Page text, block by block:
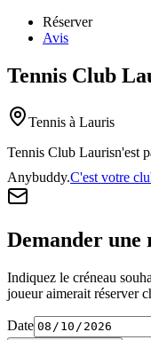
Réserver
Avis
Tennis Club
Tennis à Lauris
Tennis Club Laurisn'est
Anybuddy.C'est votre
Demander une
Indiquez le créneau
joueur aimerait réserver
Date